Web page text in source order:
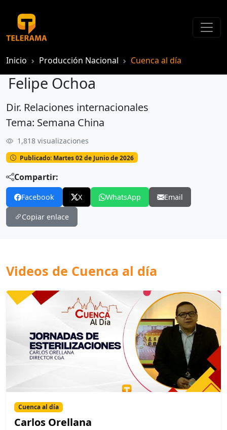
Inicio Producción Nacional Cuenca al día
Felipe Ochoa
Felipe Ochoa
Dir. Relaciones internacionales
Tema: Semana China
1,818 visualizaciones
Publicado: Martes 02 de Junio de 2026
Compartir:
Facebook X WhatsApp Email
Copiar enlace
Videos de Cuenca al día
Cuenca al día
Carlos Orellana